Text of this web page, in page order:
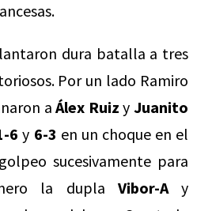
dura batalla a tres
Por un lado Ramiro
aÁlex Ruizy Juanito
6y 6-3 en un choque en el
sucesivamente para
la dupla Vibor-Ay